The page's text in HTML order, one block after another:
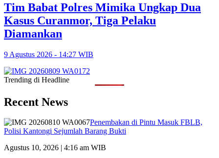
Tim Babat Polres Mimika Ungkap Dua
Kasus Curanmor, Tiga Pelaku
Diamankan
9 Agustus 2026 - 14:27 WIB
Trending di Headline
Recent News
Penembakan di Pintu Masuk FBLB,
Polisi Kantongi Sejumlah Barang Bukti
Agustus 10, 2026 | 4:16 am WIB